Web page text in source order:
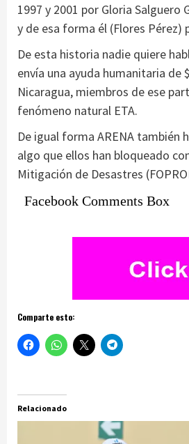
1997 y 2001 por Gloria
y de esa forma él (Flores
De esta historia nadie quiere
envía una ayuda humanitaria
Nicaragua, miembros de ese
fenómeno natural ETA.
De igual forma ARENA también
algo que ellos han bloqueado
Mitigación de Desastres
Facebook Comments Box
Comparte esto:
Relacionado